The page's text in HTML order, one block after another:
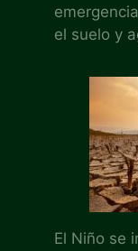
el suelo y
El Niño se